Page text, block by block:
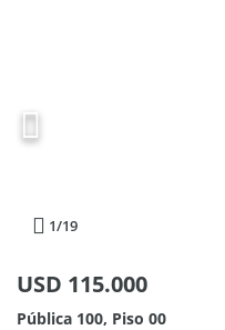
1/19
USD 115.000
Pública 100, Piso 00